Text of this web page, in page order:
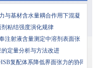
与基材含水量耦合作用下混凝
剂粘结强度演化规律
注射液含量测定中溶剂表面张
的定量分析与方法改进
复配体系降低界面张力的协同